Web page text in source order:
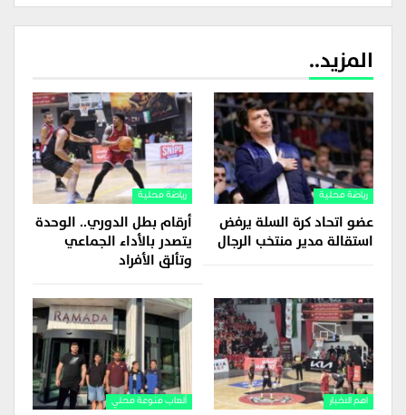
المزيد..
رياضة محلية
عضو اتحاد كرة السلة يرفض
استقالة مدير منتخب الرجال
رياضة محلية
أرقام بطل الدوري.. الوحدة
يتصدر بالأداء الجماعي
وتألق الأفراد
اهم الاخبار ألعاب منوعة محلي